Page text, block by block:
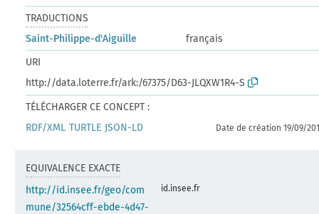
TRADUCTIONS
Saint-Philippe-d'Aiguille
français
URI
http://data.loterre.fr/ark:/67375/D63-JLQXW1R4-S
TÉLÉCHARGER CE CONCEPT :
RDF/XML TURTLE JSON-LD Date de création 19/09/
EQUIVALENCE EXACTE
http://id.insee.fr/geo/com
mune/32564cff-ebde-4d47-
id.insee.fr